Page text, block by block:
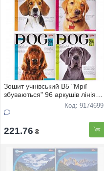
Зошит учнівський В5 "Мрії
збуваються" 96 аркушів лінія
Код: 9174699
221.76 ₴